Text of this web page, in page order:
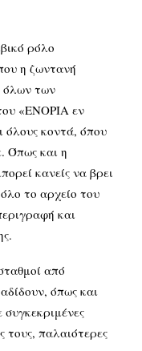
ρόλο
η ζωντανή
όλων των
«ΕΝΟΡΙΑ εν
όλους κοντά, όπου
Όπως και η
κανείς να βρει
το αρχείο του
και
από
όπως και
τους, παλαιότερες